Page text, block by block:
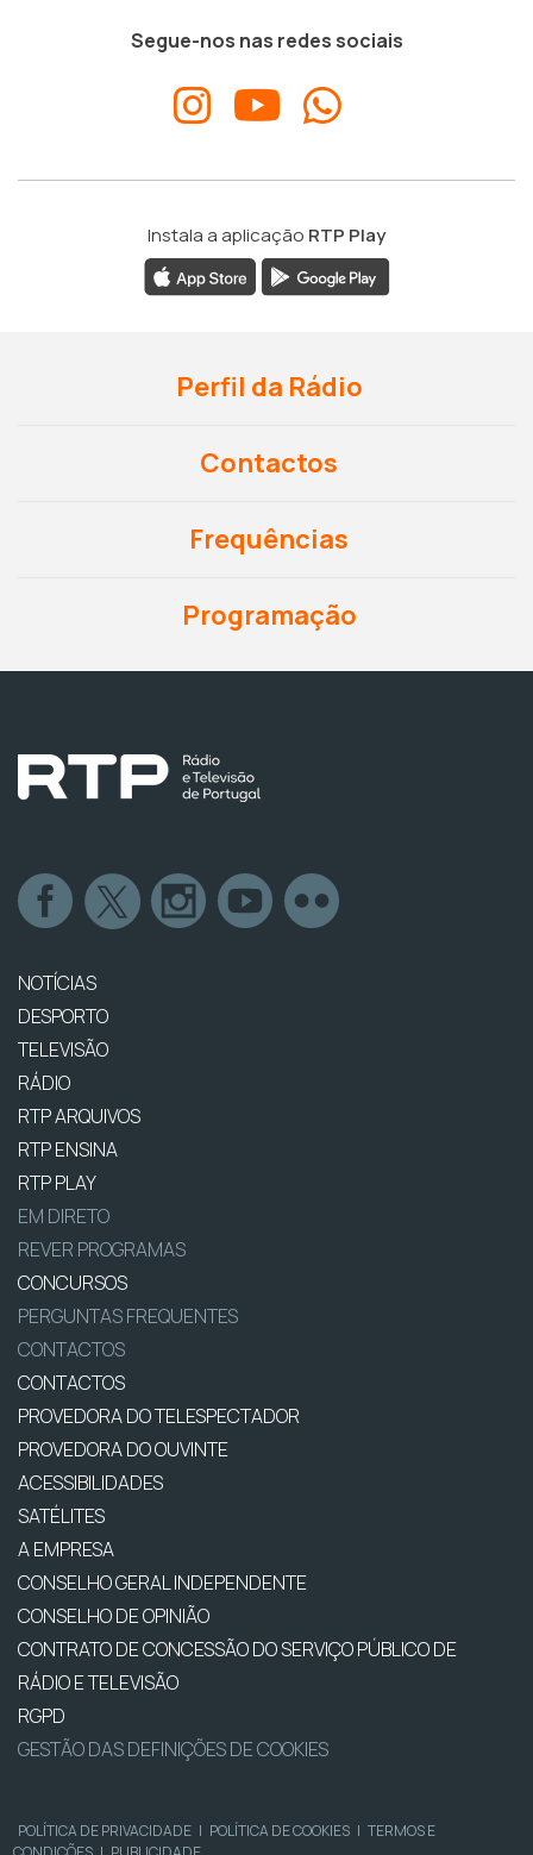
Segue-nos nas redes sociais
Instala a aplicação RTP Play
Perfil da Rádio
Contactos
Frequências
Programação
NOTÍCIAS
DESPORTO
TELEVISÃO
RÁDIO
RTP ARQUIVOS
RTP ENSINA
RTP PLAY
EM DIRETO
REVER PROGRAMAS
CONCURSOS
PERGUNTAS FREQUENTES
CONTACTOS
CONTACTOS
PROVEDORA DO TELESPECTADOR
PROVEDORA DO OUVINTE
ACESSIBILIDADES
SATÉLITES
A EMPRESA
CONSELHO GERAL INDEPENDENTE
CONSELHO DE OPINIÃO
CONTRATO DE CONCESSÃO DO SERVIÇO PÚBLICO DE
RÁDIO E TELEVISÃO
RGPD
GESTÃO DAS DEFINIÇÕES DE COOKIES
POLÍTICA DE PRIVACIDADE | POLÍTICA DE COOKIES | TERMOS E